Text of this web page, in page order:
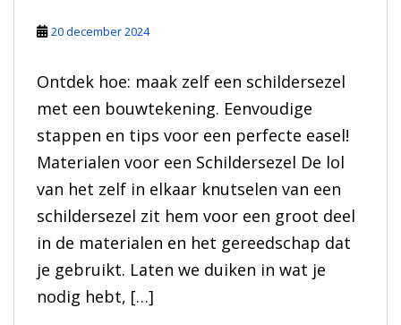
20 december 2024
Ontdek hoe: maak zelf een schildersezel
met een bouwtekening. Eenvoudige
stappen en tips voor een perfecte easel!
Materialen voor een Schildersezel De lol
van het zelf in elkaar knutselen van een
schildersezel zit hem voor een groot deel
in de materialen en het gereedschap dat
je gebruikt. Laten we duiken in wat je
nodig hebt, […]